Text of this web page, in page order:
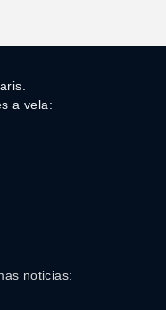
a vela:
noticias: